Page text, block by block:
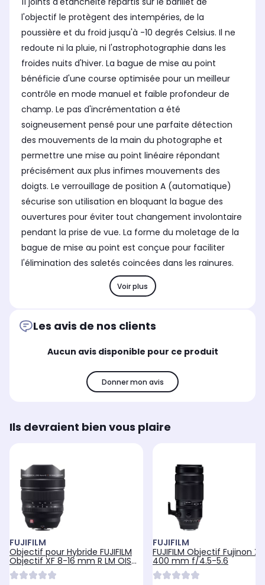
l'objectif le protègent des intempéries, de la
poussière et du froid jusqu'à -10 degrés Celsius. Il ne
redoute ni la pluie, ni l'astrophotographie dans les
froides nuits d'hiver. La bague de mise au point
bénéficie d'une course optimisée pour un meilleur
contrôle en mode manuel et faible profondeur de
champ. Le pas d'incrémentation a été
soigneusement pensé pour une parfaite détection
des mouvements de la main du photographe et
permettre une mise au point linéaire répondant
précisément aux plus infimes mouvements des
doigts. Le verrouillage de position A (automatique)
sécurise son utilisation en bloquant la bague des
ouvertures pour éviter tout changement involontaire
pendant la prise de vue. La forme du moletage de la
bague de mise au point est conçue pour faciliter
l'élimination des saletés coincées dans les rainures.
Voir plus
Les avis de nos clients
Aucun avis disponible pour ce produit
Donner mon avis
Ils devraient bien vous plaire
FUJIFILM
Objectif pour Hybride FUJIFILM
Objectif XF 8-16 mm R LM OIS
WR
FUJIFILM
FUJIFILM Objectif Fujinon
400 mm f/4.5-5.6